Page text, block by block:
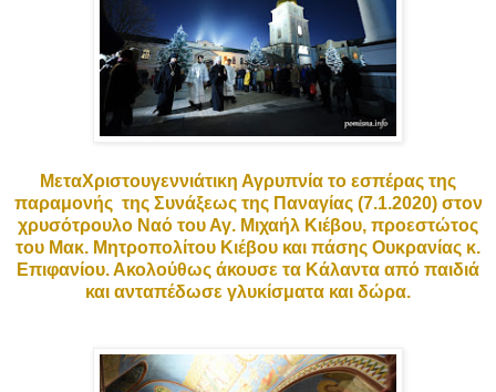
ΜεταΧριστουγεννιάτικη Αγρυπνία το εσπέρας της
παραμονής της Συνάξεως της Παναγίας (7.1.2020) στον
χρυσότρουλο Ναό του Αγ. Μιχαήλ Κιέβου, προεστώτος
του Μακ. Μητροπολίτου Κιέβου και πάσης Ουκρανίας κ.
Επιφανίου. Ακολούθως άκουσε τα Κάλαντα από παιδιά
και ανταπέδωσε γλυκίσματα και δώρα.